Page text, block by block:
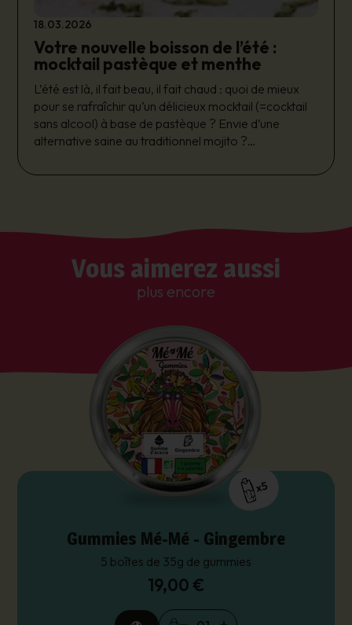
18.03.2026
Votre nouvelle boisson de l’été :
mocktail pastèque et menthe
L’été est là, il fait beau, il fait chaud : quoi de mieux
pour se rafraîchir qu’un délicieux mocktail (=cocktail
sans alcool) à base de pastèque ? Envie d’une
alternative saine au traditionnel mojito ?
Préparée avec notre thé glacé Mé-Mé
sucrée de la pastèque au goût acidulé du citron vert,
savoureuse.
Facile, rapide, et avec peu d’ingrédients, voici
pastèque qui émerveillera vos papilles ! Pour une
pause fraicheur gourmande à tout moment de la
journée ou pour surprendre vos invités, l’essayer
c’est l’adopter !
Vous aimerez aussi
plus encore
x5
Gummies Mé-Mé - Gingembre
5 boîtes de 35g de gummies
19,00 €